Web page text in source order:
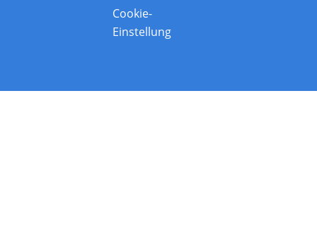
Cookie-
Einstellung